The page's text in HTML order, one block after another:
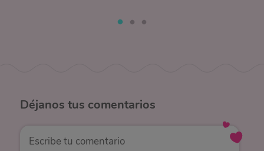
Déjanos tus comentarios